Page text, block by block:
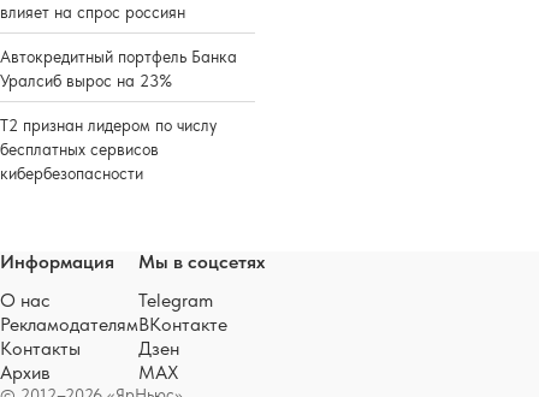
влияет на спрос россиян
Автокредитный портфель Банка
Уралсиб вырос на 23%
Т2 признан лидером по числу
бесплатных сервисов
кибербезопасности
Информация
О нас
Рекламодателям
Контакты
Архив
Мы в соцсетях
Telegram
ВКонтакте
Дзен
MAX